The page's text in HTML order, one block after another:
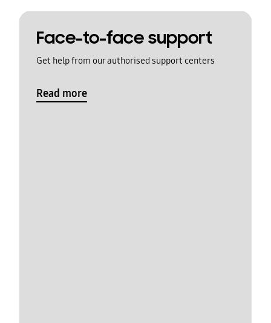
Face-to-face support
Get help from our authorised support centers
Read more